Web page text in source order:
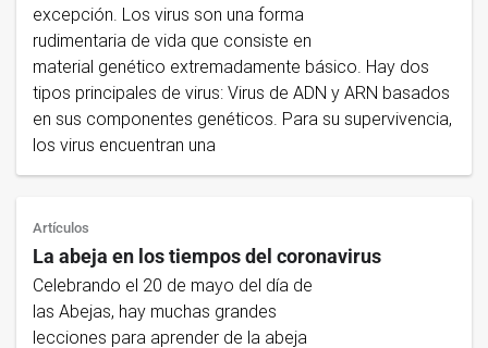
excepción. Los virus son una forma
rudimentaria de vida que consiste en
material genético extremadamente básico. Hay dos
tipos principales de virus: Virus de ADN y ARN basados
en sus componentes genéticos. Para su supervivencia,
los virus encuentran una
Artículos
La abeja en los tiempos del coronavirus
Celebrando el 20 de mayo del día de
las Abejas, hay muchas grandes
lecciones para aprender de la abeja